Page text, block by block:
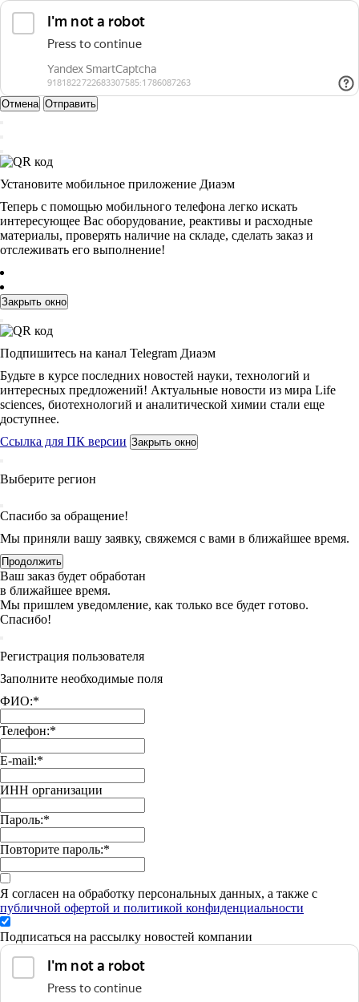
Отмена Отправить
Установите мобильное приложение Диаэм
Теперь с помощью мобильного телефона легко искать
интересующее Вас оборудование, реактивы и расходные
материалы, проверять наличие на складе, сделать заказ и
отслеживать его выполнение!
Закрыть окно
Подпишитесь на канал Telegram Диаэм
Будьте в курсе последних новостей науки, технологий и
интересных предложений! Актуальные новости из мира Life
sciences, биотехнологий и аналитической химии стали еще
доступнее.
Ссылка для ПК версии Закрыть окно
Выберите регион
Спасибо за обращение!
Мы приняли вашу заявку, свяжемся с вами в ближайшее время.
Продолжить
Ваш заказ будет обработан
в ближайшее время.
Мы пришлем уведомление, как только все будет готово.
Спасибо!
Регистрация пользователя
Заполните необходимые поля
ФИО:*
Телефон:*
E-mail:*
ИНН организации
Пароль:*
Повторите пароль:*
Я согласен на обработку персональных данных, а также с
публичной офертой и политикой конфиденциальности
Подписаться на рассылку новостей компании